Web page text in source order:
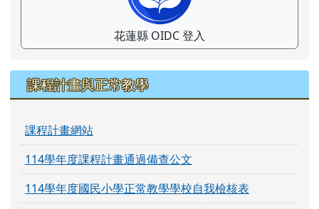
花蓮縣 OIDC 登入
課程計畫與正常教學
課程計畫網站
114學年度課程計畫通過備查公文
114學年度國民小學正常教學學校自我檢核表